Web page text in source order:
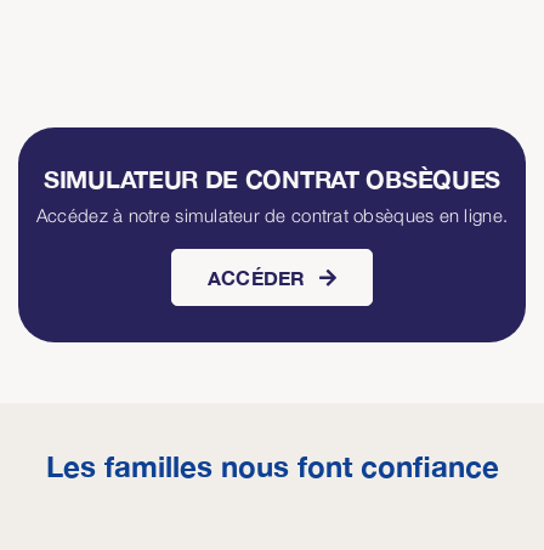
SIMULATEUR DE CONTRAT OBSÈQUES
Accédez à notre simulateur de contrat obsèques en ligne.
ACCÉDER
Les familles nous font confiance